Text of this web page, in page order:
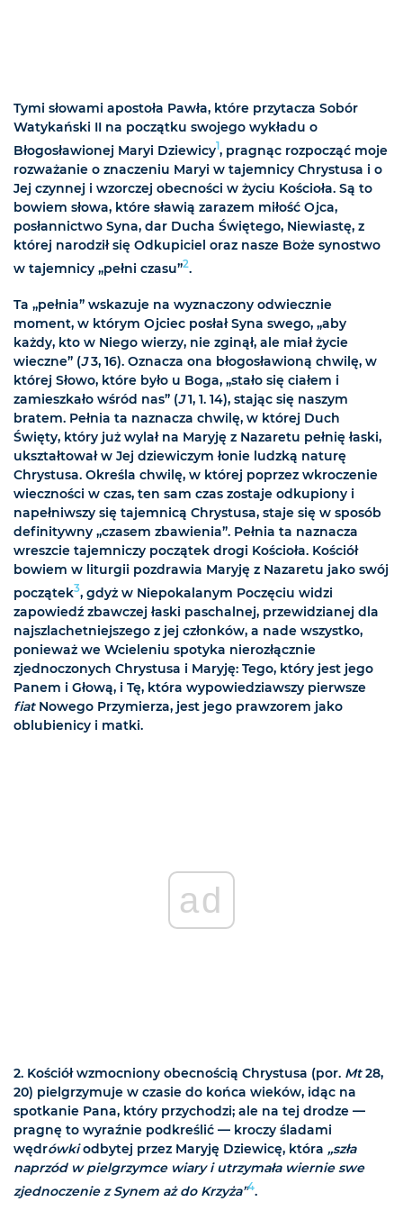
Tymi słowami apostoła Pawła, które przytacza Sobór
Watykański II na początku swojego wykładu o
Błogosławionej Maryi Dziewicy1, pragnąc rozpocząć moje
rozważanie o znaczeniu Maryi w tajemnicy Chrystusa i o
Jej czynnej i wzorczej obecności w życiu Kościoła. Są to
bowiem słowa, które sławią zarazem miłość Ojca,
posłannictwo Syna, dar Ducha Świętego, Niewiastę, z
której narodził się Odkupiciel oraz nasze Boże synostwo
w tajemnicy „pełni czasu”2.
Ta „pełnia” wskazuje na wyznaczony odwiecznie
moment, w którym Ojciec posłał Syna swego, „aby
każdy, kto w Niego wierzy, nie zginął, ale miał życie
wieczne” (J3, 16). Oznacza ona błogosławioną chwilę, w
której Słowo, które było u Boga, „stało się ciałem i
zamieszkało wśród nas” (J1, 1. 14), stając się naszym
bratem. Pełnia ta naznacza chwilę, w której Duch
Święty, który już wylał na Maryję z Nazaretu pełnię łaski,
ukształtował w Jej dziewiczym łonie ludzką naturę
Chrystusa. Określa chwilę, w której poprzez wkroczenie
wieczności w czas, ten sam czas zostaje odkupiony i
napełniwszy się tajemnicą Chrystusa, staje się w sposób
definitywny „czasem zbawienia”. Pełnia ta naznacza
wreszcie tajemniczy początek drogi Kościoła. Kościół
bowiem w liturgii pozdrawia Maryję z Nazaretu jako swój
początek3, gdyż w Niepokalanym Poczęciu widzi
zapowiedź zbawczej łaski paschalnej, przewidzianej dla
najszlachetniejszego z jej członków, a nade wszystko,
ponieważ we Wcieleniu spotyka nierozłącznie
zjednoczonych Chrystusa i Maryję: Tego, który jest jego
Panem i Głową, i Tę, która wypowiedziawszy pierwsze
fiatNowego Przymierza, jest jego prawzorem jako
oblubienicy i matki.
ad
2. Kościół wzmocniony obecnością Chrystusa (por. Mt28,
20) pielgrzymuje w czasie do końca wieków, idąc na
spotkanie Pana, który przychodzi; ale na tej drodze —
pragnę to wyraźnie podkreślić — kroczy śladami
wędrówkiodbytej przez Maryję Dziewicę, która „szła
naprzód w pielgrzymce wiary i utrzymała wiernie swe
zjednoczenie z Synem aż do Krzyża”4.